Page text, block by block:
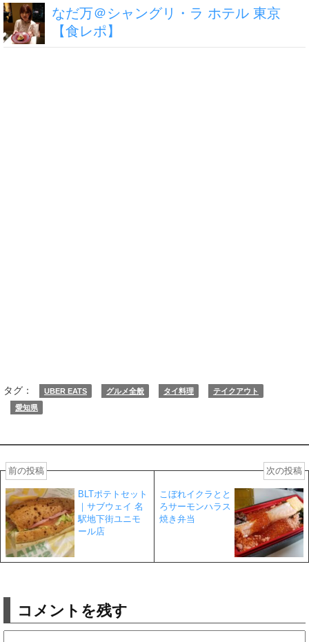
なだ万＠シャングリ・ラ ホテル 東京
【食レポ】
タグ： UBER EATS グルメ全般 タイ料理
テイクアウト
愛知県
前の投稿
BLTポテトセット
｜サブウェイ 名
駅地下街ユニモ
ール店
次の投稿
こぼれイクラとと
ろサーモンハラス
焼き弁当
コメントを残す